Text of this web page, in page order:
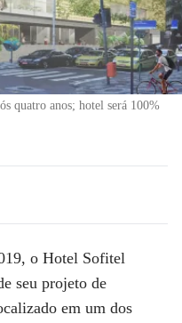
quatro anos; hotel será 100%
o Hotel Sofitel
seu projeto de
em um dos